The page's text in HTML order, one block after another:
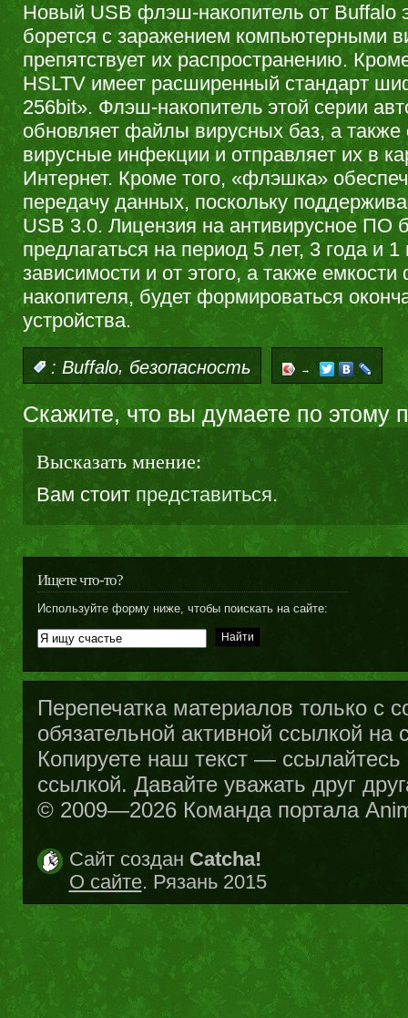
Новый USB флэш-накопитель от Buffalo
борется с заражением компьютерными
препятствует их распространению.
HSLTV имеет расширенный стандарт
256bit». Флэш-накопитель этой серии
обновляет файлы вирусных баз, а также
вирусные инфекции и отправляет их в
Интернет. Кроме того, «флэшка»
передачу данных, поскольку
USB 3.0. Лицензия на антивирусное ПО
предлагаться на период 5 лет, 3 года и 1
зависимости и от этого, а также
накопителя, будет формироваться
устройства.
: Buffalo, безопасность →
Скажите, что вы думаете по этому
Высказать мнение:
Вам стоит представиться.
Ищете что-то?
Используйте форму ниже, чтобы поискать на сайте:
Перепечатка материалов только с
обязательной активной ссылкой на
Копируете наш текст —
ссылкой. Давайте уважать друг
© 2009—2026 Команда портала
Сайт создан Catcha!
О сайте. Рязань 2015